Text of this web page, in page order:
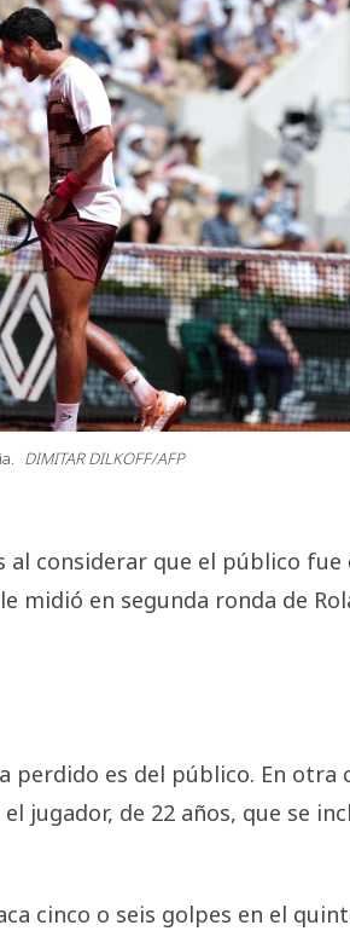
DIMITAR DILKOFF/AFP
al considerar que el público
midió en segunda ronda de
perdido es del público. En otra
jugador, de 22 años, que se
cinco o seis golpes en el